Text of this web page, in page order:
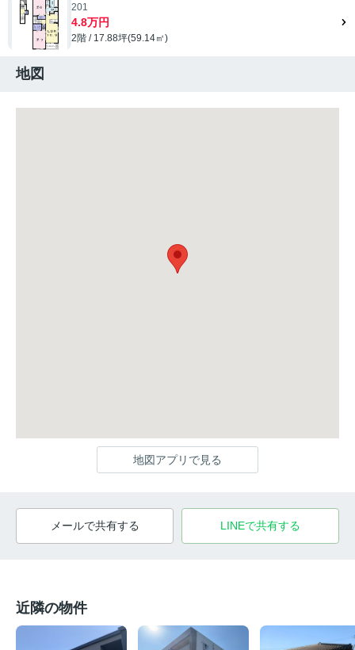
201
4.8万円
2階 / 17.88坪(59.14㎡)
地図
地図アプリで見る
メールで共有する LINEで共有する
近隣の物件